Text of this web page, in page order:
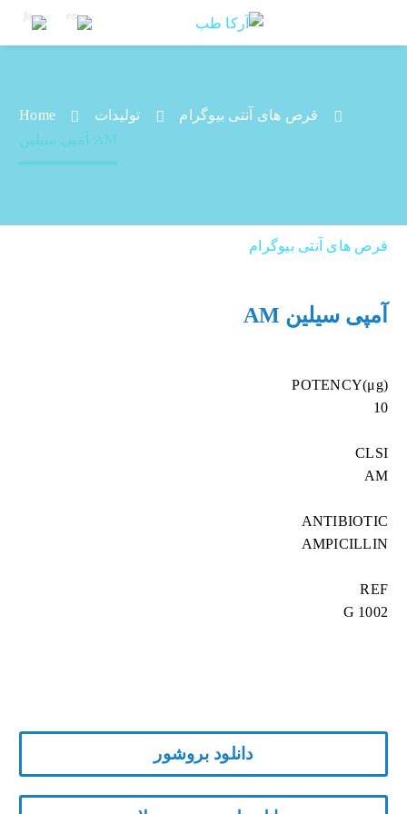
آمپی سیلین AM Home تولیدات
قرص های آنتی بیوگرام
آمپی سیلین AM
قرص های آنتی بیوگرام
آمپی سیلین AM
POTENCY(μg)
10
CLSI
AM
ANTIBIOTIC
AMPICILLIN
REF
G 1002
دانلود بروشور